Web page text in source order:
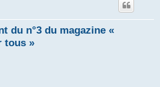
du n°3 du magazine «
tous »